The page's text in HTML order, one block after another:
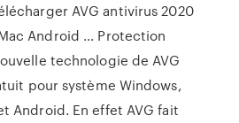
AVG antivirus 2020
Android ... Protection
technologie de AVG
pour système Windows,
Android. En effet AVG fait